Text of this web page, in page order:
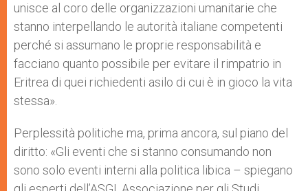
unisce al coro delle organizzazioni umanitarie che
stanno interpellando le autorità italiane competenti
perché si assumano le proprie responsabilità e
facciano quanto possibile per evitare il rimpatrio in
Eritrea di quei richiedenti asilo di cui è in gioco la vita
stessa».
Perplessità politiche ma, prima ancora, sul piano del
diritto: «Gli eventi che si stanno consumando non
sono solo eventi interni alla politica libica – spiegano